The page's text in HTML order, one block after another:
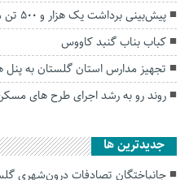
پیش‌بینی برداشت یک هزار و ۵۰۰ تن ماهی در گلستان
کباب بناب گنبد کاووس
تجهیز مدارس استان گلستان به
روند رو به رشد اجرای طرح های
جديدترين ها
جانباختگان تصادفات درون‌شهری گلستان ۱۷ درصد